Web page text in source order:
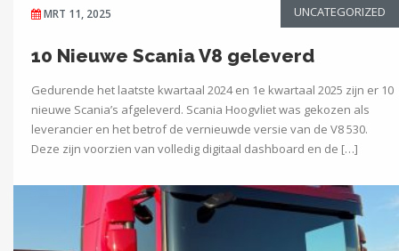
MRT 11, 2025 UNCATEGORIZED
10 Nieuwe Scania V8 geleverd
Gedurende het laatste kwartaal 2024 en 1e kwartaal 2025 zijn er 10
nieuwe Scania’s afgeleverd. Scania Hoogvliet was gekozen als
leverancier en het betrof de vernieuwde versie van de V8 530.
Deze zijn voorzien van volledig digitaal dashboard en de […]